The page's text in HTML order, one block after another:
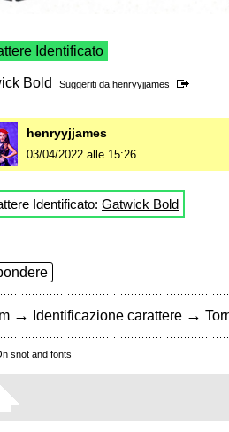
Identificato
Bold Suggeriti da henryyjjames
henryyjjames
03/04/2022 alle 15:26
Identificato: Gatwick Bold
→ Identificazione carattere →
snot and fonts